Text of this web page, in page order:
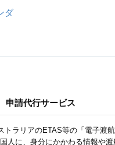
ダ
申請代行サービス
トラリアのETAS等の「電子渡
人に、身分にかかわる情報や